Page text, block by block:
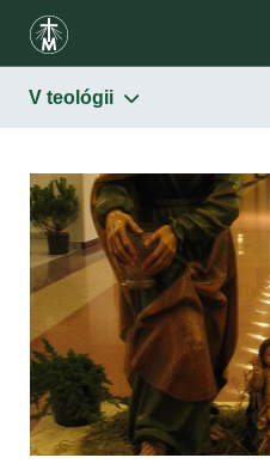
V teológii
V teológii